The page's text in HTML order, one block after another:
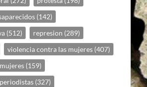
(142)
(512) represion (289)
violencia contra las mujeres (407)
(159)
(327)